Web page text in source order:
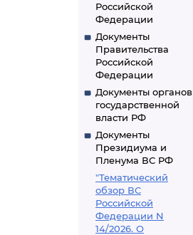
Российской
Федерации
Документы
Правительства
Российской
Федерации
Документы органов
государственной
власти РФ
Документы
Президиума и
Пленума ВС РФ
"Тематический
обзор ВС
Российской
Федерации N
14/2026. О